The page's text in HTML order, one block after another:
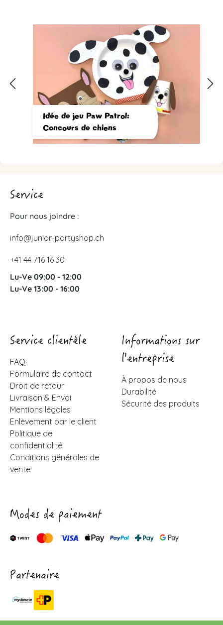
Idée de jeu Paw Patrol:
Concours de chiens
Service
Pour nous joindre :
info@junior-partyshop.ch
+41 44 716 16 30
Lu-Ve 09:00 - 12:00
Lu-Ve 13:00 - 16:00
Service clientèle
FAQ
Formulaire de contact
Droit de retour
Livraison & Envoi
Mentions légales
Enlèvement par le client
Politique de
confidentialité
Conditions générales de
vente
Informations sur
l'entreprise
À propos de nous
Durabilité
Sécurité des produits
Modes de paiement
Partenaire